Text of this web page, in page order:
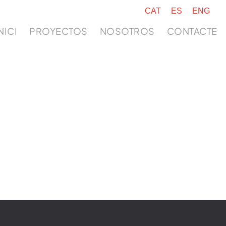
CAT ES ENG
PROYECTOS NOSOTROS CONTACTE